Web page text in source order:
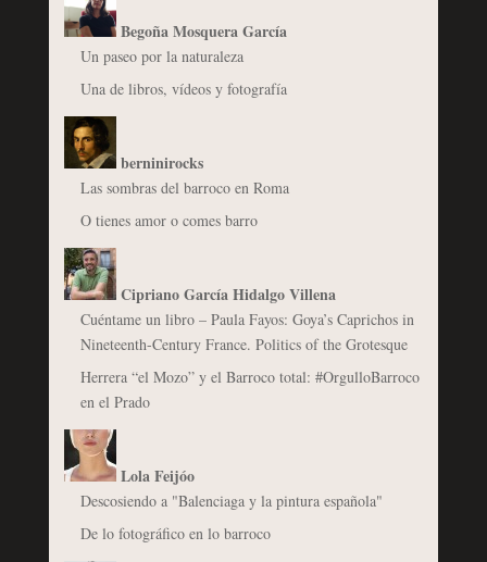
Begoña Mosquera García
Un paseo por la naturaleza
Una de libros, vídeos y fotografía
berninirocks
Las sombras del barroco en Roma
O tienes amor o comes barro
Cipriano García Hidalgo Villena
Cuéntame un libro – Paula Fayos: Goya’s Caprichos in
Nineteenth-Century France. Politics of the Grotesque
Herrera “el Mozo” y el Barroco total: #OrgulloBarroco
en el Prado
Lola Feijóo
Descosiendo a "Balenciaga y la pintura española"
De lo fotográfico en lo barroco